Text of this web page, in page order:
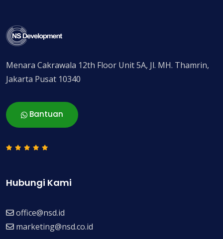
Menara Cakrawala 12th Floor Unit 5A, Jl. MH. Thamrin,
Jakarta Pusat 10340
Bantuan
Hubungi Kami
office@nsd.id
marketing@nsd.co.id